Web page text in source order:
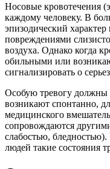
Носовые кровотечения
каждому человеку. В
эпизодический
повреждениями
воздуха. Однако когда
обильными или
сигнализировать о
Особую тревогу должны
возникают спонтанно,
медицинского
сопровождаются
слабостью,
людей такие состояния